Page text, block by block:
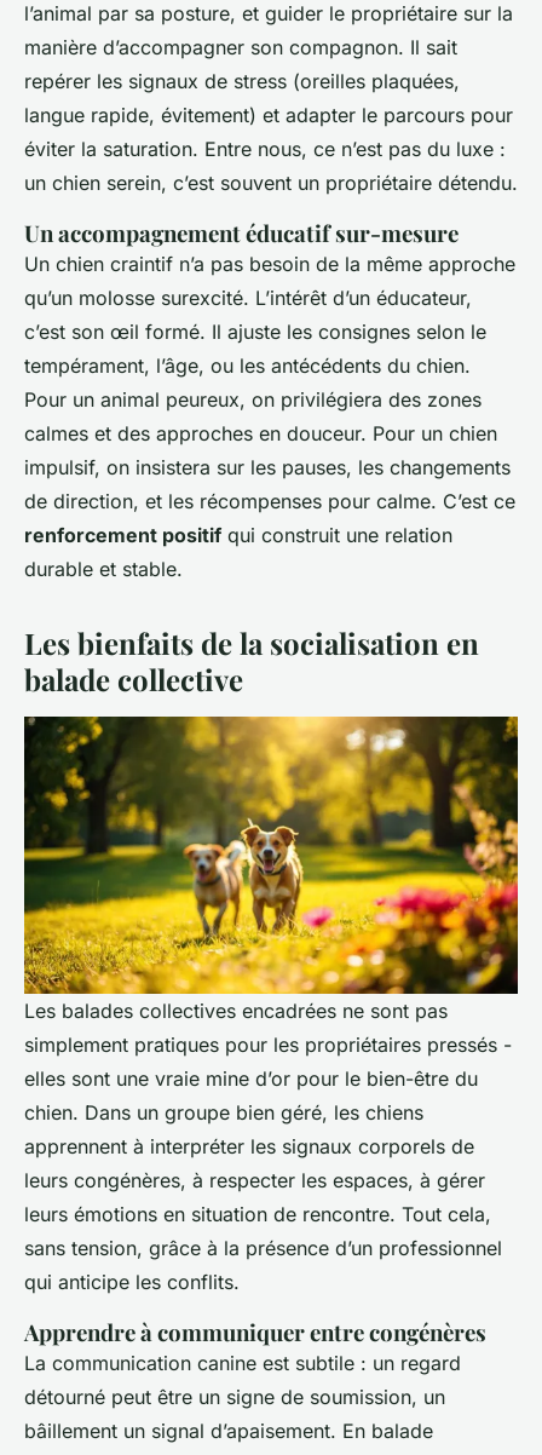
l’animal par sa posture, et guider le propriétaire sur la
manière d’accompagner son compagnon. Il sait
repérer les signaux de stress (oreilles plaquées,
langue rapide, évitement) et adapter le parcours pour
éviter la saturation. Entre nous, ce n’est pas du luxe :
un chien serein, c’est souvent un propriétaire détendu.
Un accompagnement éducatif sur-mesure
Un chien craintif n’a pas besoin de la même approche
qu’un molosse surexcité. L’intérêt d’un éducateur,
c’est son œil formé. Il ajuste les consignes selon le
tempérament, l’âge, ou les antécédents du chien.
Pour un animal peureux, on privilégiera des zones
calmes et des approches en douceur. Pour un chien
impulsif, on insistera sur les pauses, les changements
de direction, et les récompenses pour calme. C’est ce
renforcement positif qui construit une relation
durable et stable.
Les bienfaits de la socialisation en
balade collective
Les balades collectives encadrées ne sont pas
simplement pratiques pour les propriétaires pressés -
elles sont une vraie mine d’or pour le bien-être du
chien. Dans un groupe bien géré, les chiens
apprennent à interpréter les signaux corporels de
leurs congénères, à respecter les espaces, à gérer
leurs émotions en situation de rencontre. Tout cela,
sans tension, grâce à la présence d’un professionnel
qui anticipe les conflits.
Apprendre à communiquer entre congénères
La communication canine est subtile : un regard
détourné peut être un signe de soumission, un
bâillement un signal d’apaisement. En balade